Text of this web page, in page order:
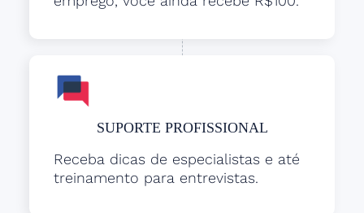
SUPORTE PROFISSIONAL
Receba dicas de especialistas e até
treinamento para entrevistas.